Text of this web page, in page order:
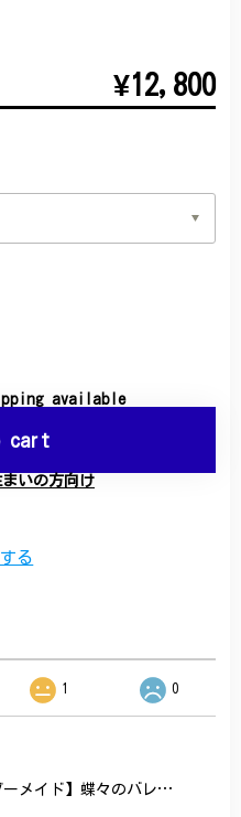
¥12,800
available
cart
いの方向け
る
1 0
【セミオーダーメイド】蝶々のバレッタ